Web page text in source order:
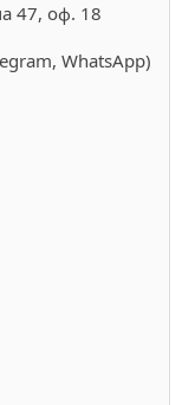
47, оф. 18
WhatsApp)